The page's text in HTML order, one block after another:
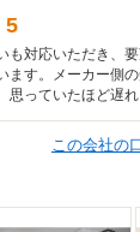
5
も対応いただき、
ます。メーカー側
思っていたほど遅
この会社の